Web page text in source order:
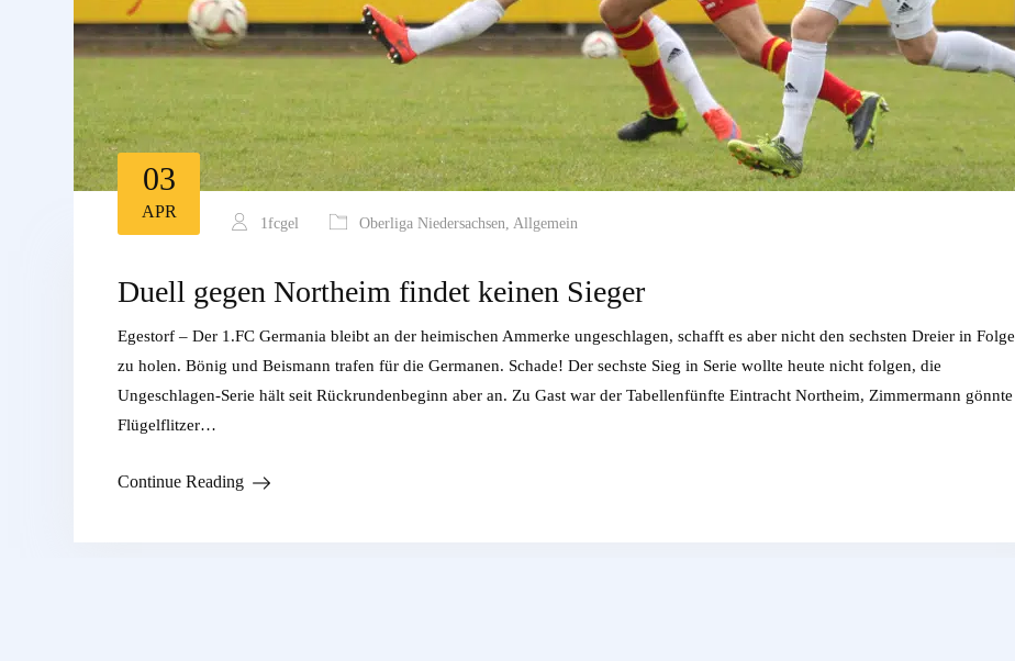
03
APR
1fcgel Oberliga Niedersachsen, Allgemein
Duell gegen Northeim findet keinen Sieger
Egestorf – Der 1.FC Germania bleibt an der heimischen Ammerke ungeschlagen, schafft es aber nicht den sechsten Dreier in Folge
zu holen. Bönig und Beismann trafen für die Germanen. Schade! Der sechste Sieg in Serie wollte heute nicht folgen, die
Ungeschlagen-Serie hält seit Rückrundenbeginn aber an. Zu Gast war der Tabellenfünfte Eintracht Northeim, Zimmermann gönnte
Flügelflitzer…
Continue Reading